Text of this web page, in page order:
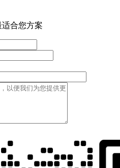
合您方案